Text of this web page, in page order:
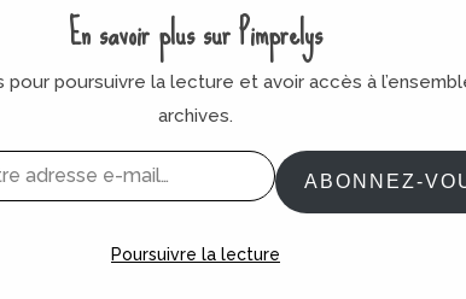
DIY & Déco Inspiration déco 10 février 2015
#10 : les guirlandes
En savoir plus sur Pimprelys
pour poursuivre la lecture et avoir accès à
archives.
ABONNEZ-
Poursuivre la lecture